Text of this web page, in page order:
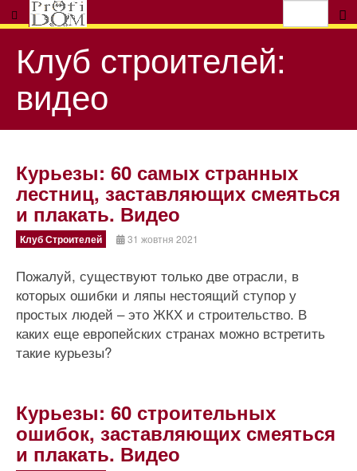
Клуб строителей:
видео
Курьезы: 60 самых странных
лестниц, заставляющих смеяться
и плакать. Видео
Клуб Строителей 31 жовтня 2021
Пожалуй, существуют только две отрасли, в
которых ошибки и ляпы нестоящий ступор у
простых людей – это ЖКХ и строительство. В
каких еще европейских странах можно встретить
такие курьезы?
Курьезы: 60 строительных
ошибок, заставляющих смеяться
и плакать. Видео